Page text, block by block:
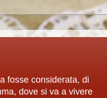
fosse considerata, di
dove si va a vivere